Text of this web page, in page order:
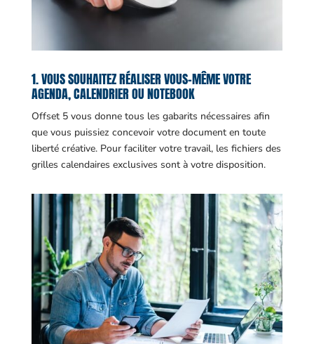
1. VOUS SOUHAITEZ RÉALISER VOUS-MÊME VOTRE
AGENDA, CALENDRIER OU NOTEBOOK
Offset 5 vous donne tous les gabarits nécessaires afin
que vous puissiez concevoir votre document en toute
liberté créative. Pour faciliter votre travail, les fichiers des
grilles calendaires exclusives sont à votre disposition.